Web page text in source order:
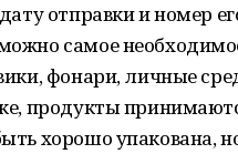
отправки и номер
самое
фонари, личные
продукты
хорошо упакована,